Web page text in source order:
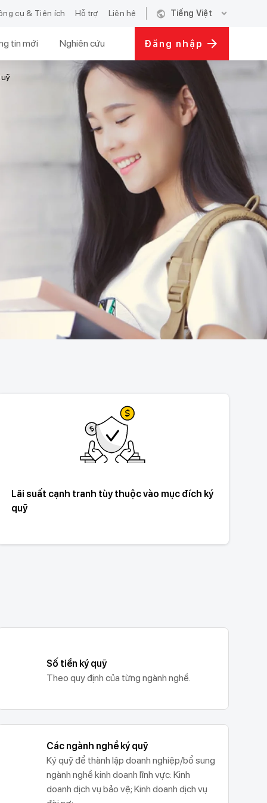
cụ & Tiện ích Hỗ trợ Liên hệ public Tiếng Việt expand_more
tin mới Nghiên cứu Đăng nhập
Lãi suất cạnh tranh tùy thuộc vào mục đích ký
quỹ
Số tiền ký quỹ
Theo quy định của từng ngành nghề.
Các ngành nghề ký quỹ
Ký quỹ để thành lập doanh nghiệp/bổ sung
ngành nghề kinh doanh lĩnh vực: Kinh
doanh dịch vụ bảo vệ; Kinh doanh dịch vụ